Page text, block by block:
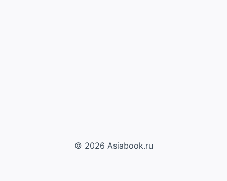
© 2026 Asiabook.ru